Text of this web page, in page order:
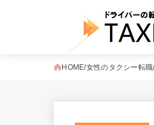
HOME 女性のタクシー転職